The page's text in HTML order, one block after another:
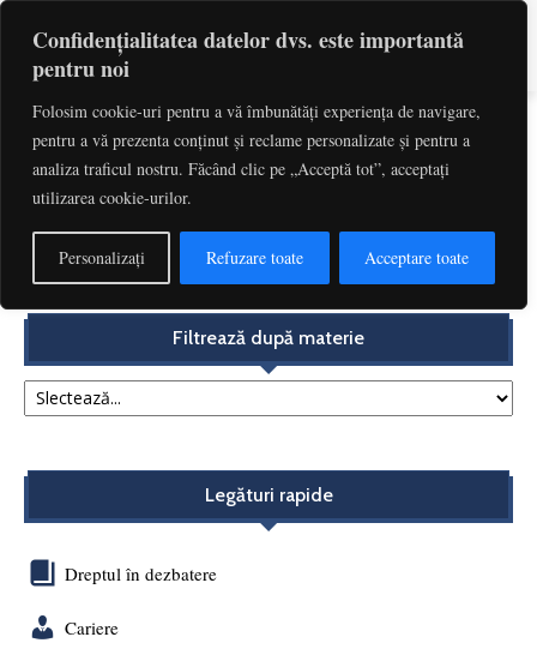
Confidențialitatea datelor dvs. este importantă
pentru noi
Folosim cookie-uri pentru a vă îmbunătăți experiența de navigare,
pentru a vă prezenta conținut și reclame personalizate și pentru a
analiza traficul nostru. Făcând clic pe „Acceptă tot”, acceptați
utilizarea cookie-urilor.
Personalizați Refuzare toate Acceptare toate
Etichetă: Legea 146/1997
Taxele judiciare de timbru – aspecte reflectate în
jurisprudența Curții Constituționale | Ionița Cochințu
Redactia - noiembrie 13, 2017
Filtrează după materie
Legături rapide
Dreptul în dezbatere
Cariere